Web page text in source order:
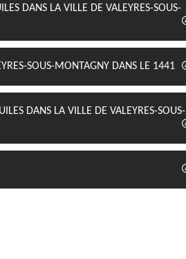
DANS LA VILLE DE VALEYRES-SOUS-
SOUS-MONTAGNY DANS LE 1441
DANS LA VILLE DE VALEYRES-SOUS-